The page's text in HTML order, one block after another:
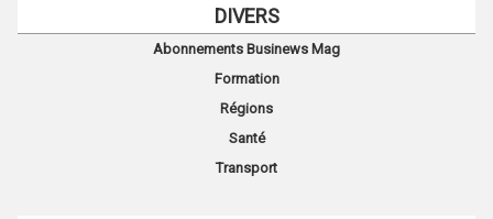
DIVERS
Abonnements Businews Mag
Formation
Régions
Santé
Transport